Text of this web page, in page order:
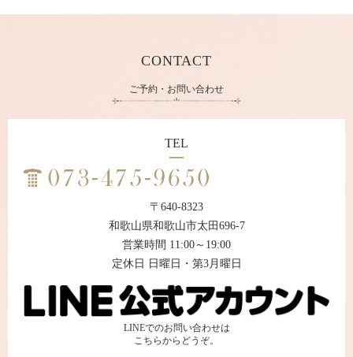
CONTACT
ご予約・お問い合わせ
TEL
〒640-8323
和歌山県和歌山市太田696-7
営業時間 11:00～19:00
定休日 日曜日・第3月曜日
LINEでのお問い合わせは
こちらからどうぞ。